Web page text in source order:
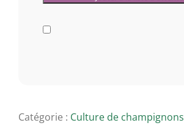
Catégorie : Culture de champignons